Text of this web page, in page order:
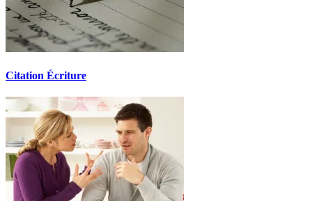
Citation Écriture